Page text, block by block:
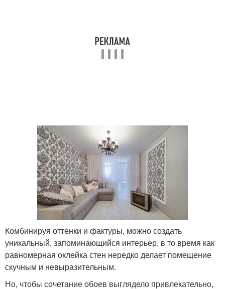
Комбинируя оттенки и фактуры, можно создать
уникальный, запоминающийся интерьер, в то время как
равномерная оклейка стен нередко делает помещение
скучным и невыразительным.
Но, чтобы сочетание обоев выглядело привлекательно,